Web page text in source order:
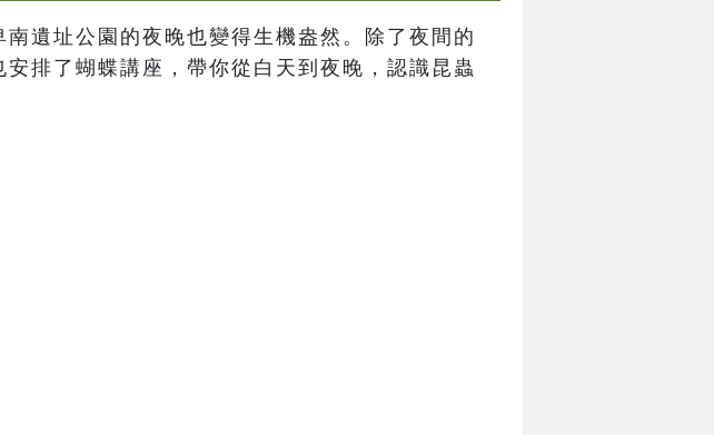
南遺址公園的夜晚也變得生機盎然。除了夜間的
安排了蝴蝶講座，帶你從白天到夜晚，認識昆蟲